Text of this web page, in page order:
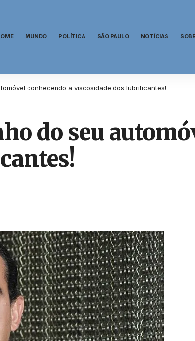
MUNDO POLÍTICA SÃO PAULO NOTÍCIAS
conhecendo a viscosidade dos lubrificantes!
do seu